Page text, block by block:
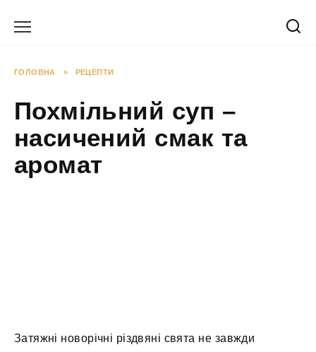
ГОЛОВНА » РЕЦЕПТИ
Похмільний суп –
насичений смак та
аромат
Затяжні новорічні різдвяні свята не завжди